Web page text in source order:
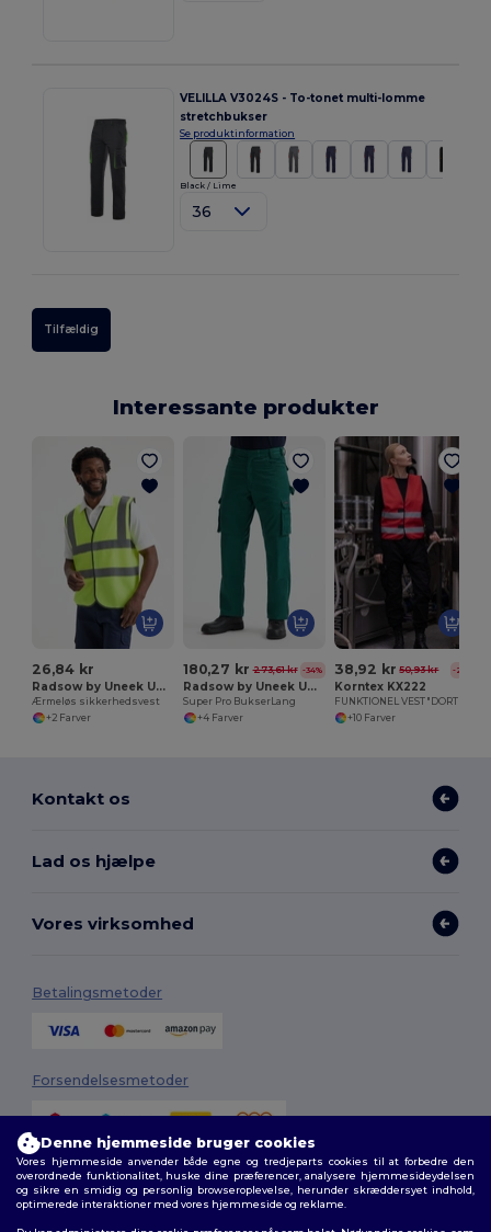
VELILLA V3024S - To-tonet multi-lomme
stretchbukser
Se produktinformation
Black / Lime
36
Tilfældig
Interessante produkter
26,84 kr
Radsow by Uneek UC801
Ærmeløs sikkerhedsvest
+2 Farver
180,27 kr 273,61 kr -34%
Radsow by Uneek UC906L
Super Pro BukserLang
+4 Farver
38,92 kr 50,93 kr -24%
Korntex KX222
+10 Farver
Kontakt os
Lad os hjælpe
Vores virksomhed
Betalingsmetoder
Forsendelsesmetoder
Denne hjemmeside bruger cookies
Vores hjemmeside anvender både egne og tredjeparts cookies til at forbedre den
overordnede funktionalitet, huske dine præferencer, analysere hjemmesideydelsen
og sikre en smidig og personlig browseroplevelse, herunder skræddersyet indhold,
optimerede interaktioner med vores hjemmeside og reklame.